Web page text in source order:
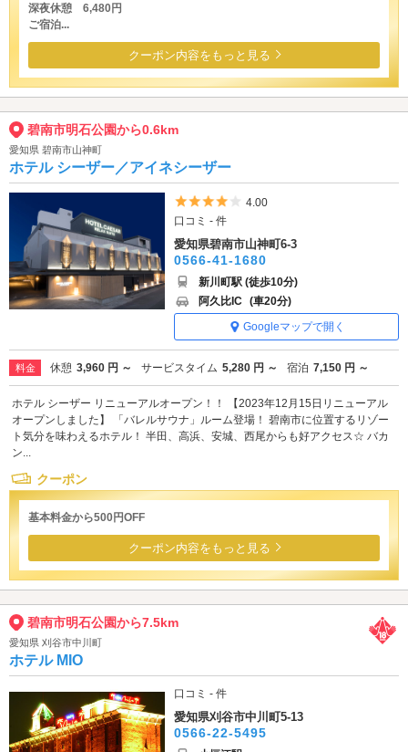
深夜休憩 6,480円
ご宿泊...
クーポン内容をもっと見る
碧南市明石公園から0.6km
愛知県 碧南市山神町
ホテル シーザー／アイネシーザー
5つ星のうち4
4.00
口コミ - 件
愛知県碧南市山神町6-3
0566-41-1680
新川町駅 (徒歩10分)
阿久比IC (車20分)
Googleマップで開く
料金 休憩 3,960 円 ～ サービスタイム 5,280 円 ～ 宿泊 7,150 円 ～
ホテル シーザー リニューアルオープン！！ 【2023年12月15日リニューアル
オープンしました】 「バレルサウナ」ルーム登場！ 碧南市に位置するリゾー
ト気分を味わえるホテル！ 半田、高浜、安城、西尾からも好アクセス☆ バカ
ン...
クーポン
基本料金から500円OFF
クーポン内容をもっと見る
碧南市明石公園から7.5km
愛知県 刈谷市中川町
ホテル MIO
口コミ - 件
愛知県刈谷市中川町5-13
0566-22-5495